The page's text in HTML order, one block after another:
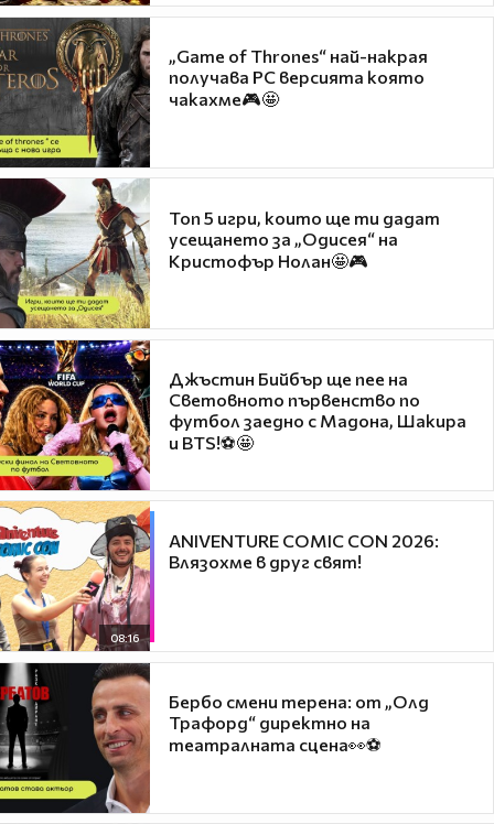
„Game of Thrones“ най-накрая
получава PC версията която
чакахме🎮🤩
Топ 5 игри, които ще ти дадат
усещането за „Одисея“ на
Кристофър Нолан🤩🎮
Джъстин Бийбър ще пее на
Световното първенство по
футбол заедно с Мадона, Шакира
и BTS!⚽🤩
08:16
ANIVENTURE COMIC CON 2026:
Влязохме в друг свят!
Бербо смени терена: от „Олд
Трафорд“ директно на
театралната сцена👀⚽